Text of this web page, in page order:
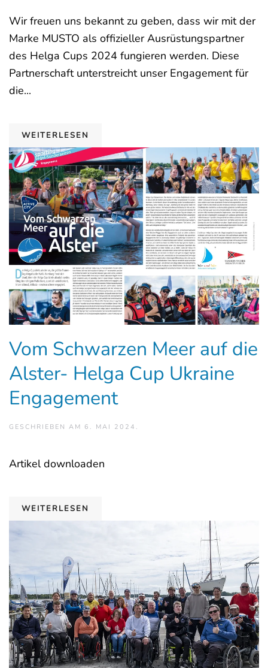
Wir freuen uns bekannt zu geben, dass wir mit der
Marke MUSTO als offizieller Ausrüstungspartner
des Helga Cups 2024 fungieren werden. Diese
Partnerschaft unterstreicht unser Engagement für
die...
WEITERLESEN
Vom Schwarzen Meer auf die
Alster- Helga Cup Ukraine
Engagement
GESCHRIEBEN AM 6. MAI 2024 .
Artikel downloaden
WEITERLESEN